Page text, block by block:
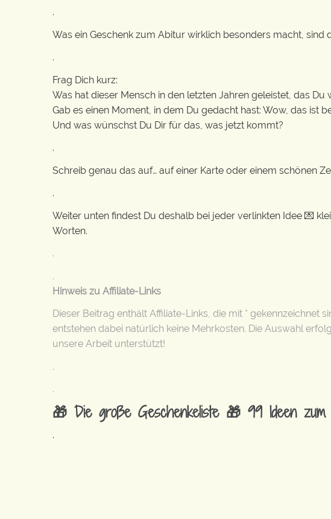
.
Was ein Geschenk zum Abitur wirklich besonders macht, sind
.
Frag Dich kurz:
Was hat dieser Mensch in den letzten Jahren geleistet, das Du
Gab es einen Moment, in dem Du gedacht hast: Wow, das ist
Und was wünschst Du Dir für das, was jetzt kommt?
.
Schreib genau das auf… auf einer Karte oder einem schönen
.
Weiter unten findest Du deshalb bei jeder verlinkten Idee 💌
Worten.
.
.
Hinweis zu Affiliate-Links
Dieser Beitrag enthält Affiliate-Links, die mit * gekennzeichnet
entstehen dabei natürlich keine Mehrkosten. Die Auswahl
unsere Arbeit unterstützt!
.
.
🎁 Die große Geschenkeliste 🎁 99 Ideen
.